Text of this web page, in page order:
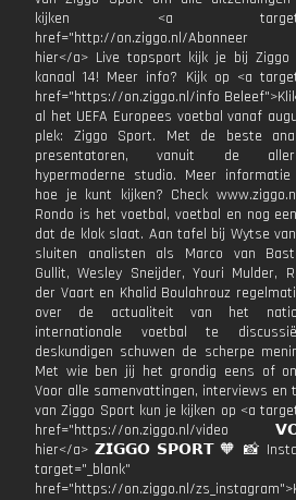
kijken <a
href="http://on.ziggo.nl/
hier</a> Live topsport kijk je bij
kanaal 14! Meer info? Kijk op <a
href="https://on.ziggo.nl/info
al het UEFA Europees voetbal vanaf
plek: Ziggo Sport. Met de beste
presentatoren, vanuit de
hypermoderne studio. Meer
hoe je kunt kijken? Check
Rondo is het voetbal, voetbal en nog
dat de klok slaat. Aan tafel bij Wytse
sluiten analisten als Marco van
Gullit, Wesley Sneijder, Youri Mulder,
der Vaart en Khalid Boulahrouz
over de actualiteit van het
internationale voetbal te
deskundigen schuwen de scherpe
Met wie ben jij het grondig eens of
Voor alle samenvattingen, interviews en
van Ziggo Sport kun je kijken op <a
href="https://on.ziggo.nl/video
hier</a> 𝗭𝗜𝗚𝗚𝗢 𝗦𝗣𝗢𝗥𝗧 🧡 📸
target="_blank"
href="https://on.ziggo.nl/